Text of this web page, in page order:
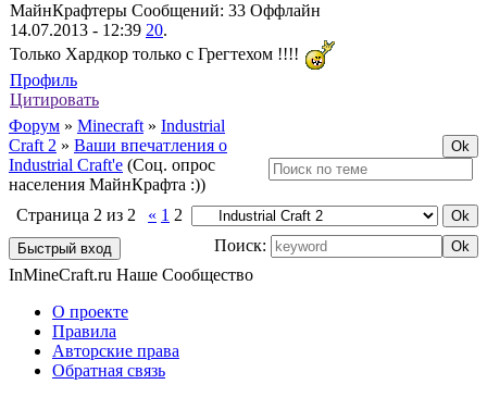
МайнКрафтеры Сообщений: 33 Оффлайн
14.07.2013 - 12:39 20.
Только Хардкор только с Грегтехом !!!!
Профиль
Цитировать
Форум » Minecraft » Industrial
Craft 2 » Ваши впечатления о
Industrial Craft'е (Соц. опрос
населения МайнКрафта :))
Страница 2 из 2 « 1 2
Поиск:
InMineCraft.ru Наше Сообщество
О проекте
Правила
Авторские права
Обратная связь